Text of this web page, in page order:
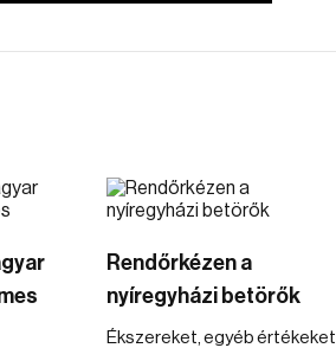
Rendőrkézen a
nyíregyházi betörők
Ékszereket, egyéb értékeket